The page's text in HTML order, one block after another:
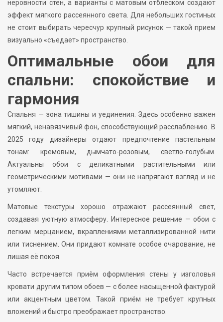
неровности стен, а варианты с матовым отблеском создают
эффект мягкого рассеянного света. Для небольших гостиных
не стоит выбирать чересчур крупный рисунок — такой прием
визуально «съедает» пространство.
Оптимальные обои для
спальни: спокойствие и
гармония
Спальня — зона тишины и уединения. Здесь особенно важен
мягкий, ненавязчивый фон, способствующий расслаблению. В
2025 году дизайнеры отдают предпочтение пастельным
тонам: кремовым, дымчато-розовым, светло-голубым.
Актуальны обои с деликатными растительными или
геометрическими мотивами — они не напрягают взгляд и не
утомляют.
Матовые текстуры хорошо отражают рассеянный свет,
создавая уютную атмосферу. Интересное решение — обои с
легким мерцанием, вкраплениями металлизированной нити
или тиснением. Они придают комнате особое очарование, не
лишая её покоя.
Часто встречается приём оформления стены у изголовья
кровати другим типом обоев — с более насыщенной фактурой
или акцентным цветом. Такой приём не требует крупных
вложений и быстро преображает пространство.